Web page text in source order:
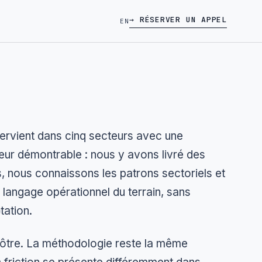
EN→ RÉSERVER UN APPEL
dans cinq secteurs avec une
démontrable : nous y avons livré des
nous connaissons les patrons sectoriels et
opérationnel du terrain, sans
La méthodologie reste la même